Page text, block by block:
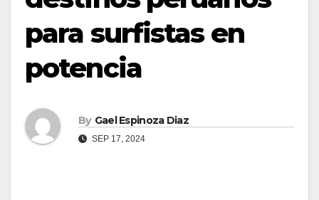
para surfistas en
potencia
By Gael Espinoza Diaz
SEP 17, 2024